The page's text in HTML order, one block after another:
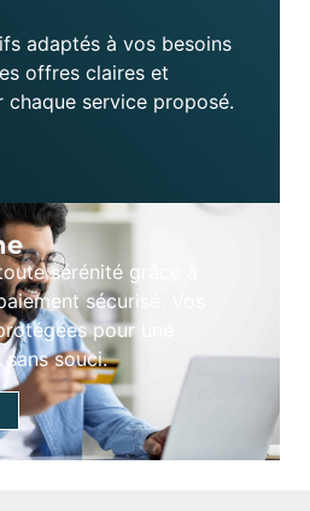
adaptés à vos besoins
offres claires et
chaque service proposé.
sérénité grâce à
sécurisé. Vos
pour une
sans souci.